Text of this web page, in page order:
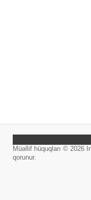
Müəllif hüquqları © 2026
qorunur.